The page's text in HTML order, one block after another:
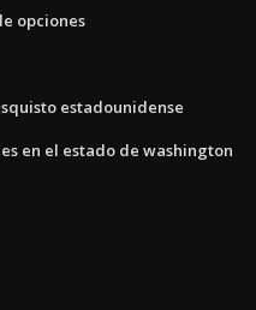
opciones
estadounidense
en el estado de washington